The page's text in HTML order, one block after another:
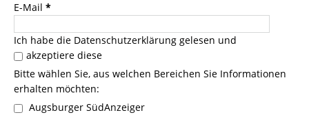
E-Mail *
Ich habe die Datenschutzerklärung gelesen und
akzeptiere diese
Bitte wählen Sie, aus welchen Bereichen Sie Informationen
erhalten möchten:
Augsburger SüdAnzeiger